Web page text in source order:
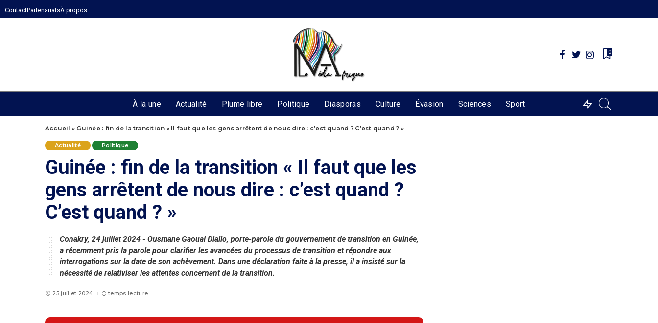
ContactPartenariatsÀ propos
0
À la une Actualité Plume libre Politique Diasporas Culture Évasion Sciences Sport
Accueil » Guinée : fin de la transition « Il faut que les gens arrêtent de nous dire : c’est quand ? C’est quand ? »
Actualité Politique
Guinée : fin de la transition « Il faut que les
gens arrêtent de nous dire : c’est quand ?
C’est quand ? »
Conakry, 24 juillet 2024 - Ousmane Gaoual Diallo, porte-parole du gouvernement de transition en Guinée,
a récemment pris la parole pour clarifier les avancées du processus de transition et répondre aux
interrogations sur la date de son achèvement. Dans une déclaration faite à la presse, il a insisté sur la
nécessité de relativiser les attentes concernant de la transition.
25 juillet 2024 temps lecture